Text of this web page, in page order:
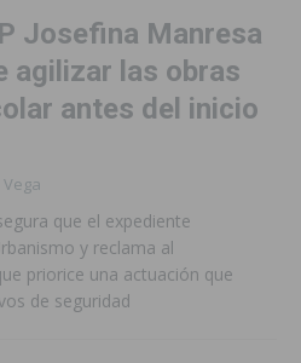
Josefina Manresa
agilizar las obras
antes del inicio
que el expediente
y reclama al
priorice una actuación que
de seguridad